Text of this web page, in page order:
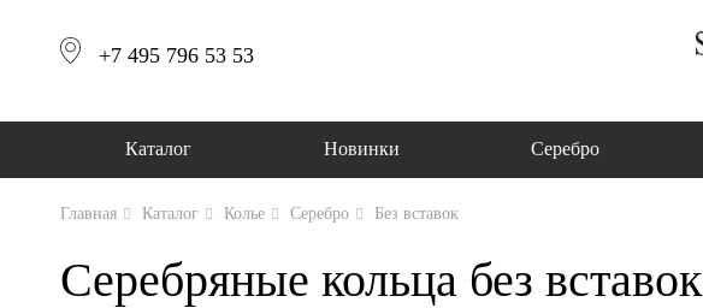
+7 495 796 53 53
Каталог Новинки Серебро
Главная Каталог Колье Серебро Без вставок
Серебряные кольца без вставок